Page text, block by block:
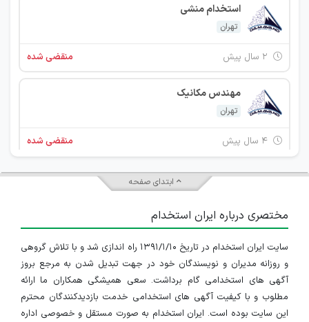
استخدام منشی
تهران
منقضی شده
مهندس مکانیک
تهران
منقضی شده
مهندس مکانیک
۴ سال پیش منقضی شده
مهندس مکانیک
تهران
منقضی شده
ابتدای صفحه
مختصری درباره ایران استخدام
سایت ایران استخدام در تاریخ ۱۳۹۱/۱/۱۰ راه اندازی شد و با تلاش گروهی
و روزانه مدیران و نویسندگان خود در جهت تبدیل شدن به مرجع بروز
آگهی های استخدامی گام برداشت. سعی همیشگی همکاران ما ارائه
مطلوب و با کیفیت آگهی های استخدامی خدمت بازدیدکنندگان محترم
این سایت بوده است. ایران استخدام به صورت مستقل و خصوصی اداره